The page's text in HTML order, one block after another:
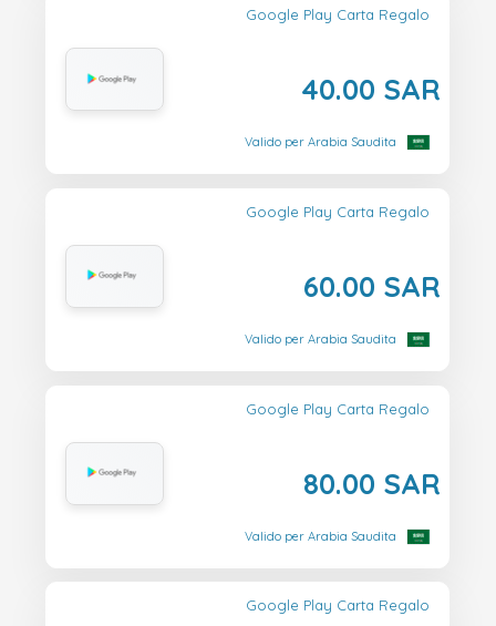
Google Play Carta Regalo
40.00 SAR
Valido per Arabia Saudita
Google Play Carta Regalo
60.00 SAR
Valido per Arabia Saudita
Google Play Carta Regalo
80.00 SAR
Valido per Arabia Saudita
Google Play Carta Regalo